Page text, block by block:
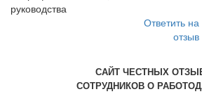
руководства
Ответить на
отзыв
САЙТ ЧЕСТНЫХ
СОТРУДНИКОВ О